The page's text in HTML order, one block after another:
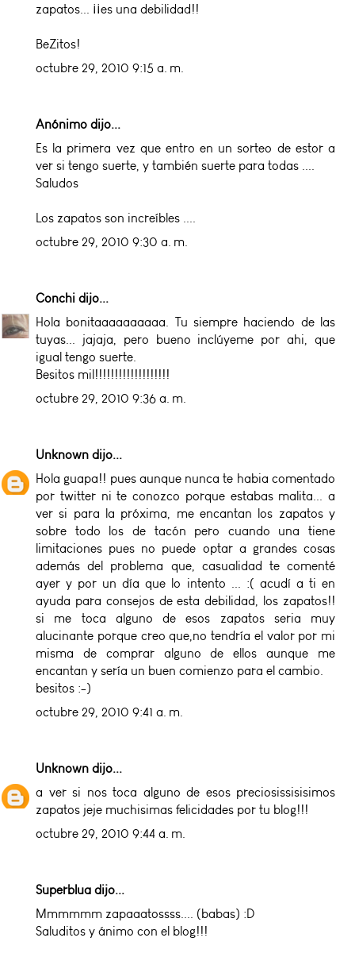
zapatos... ¡¡es una debilidad!!
BeZitos!
octubre 29, 2010 9:15 a. m.
Anónimo dijo...
Es la primera vez que entro en un sorteo de estor a
ver si tengo suerte, y también suerte para todas ....
Saludos
Los zapatos son increíbles ....
octubre 29, 2010 9:30 a. m.
Conchi dijo...
Hola bonitaaaaaaaaaa. Tu siempre haciendo de las
tuyas... jajaja, pero bueno inclúyeme por ahi, que
igual tengo suerte.
Besitos mil!!!!!!!!!!!!!!!!!!!
octubre 29, 2010 9:36 a. m.
Unknown dijo...
Hola guapa!! pues aunque nunca te habia comentado
por twitter ni te conozco porque estabas malita... a
ver si para la próxima, me encantan los zapatos y
sobre todo los de tacón pero cuando una tiene
limitaciones pues no puede optar a grandes cosas
además del problema que, casualidad te comenté
ayer y por un día que lo intento ... :( acudí a ti en
ayuda para consejos de esta debilidad, los zapatos!!
si me toca alguno de esos zapatos seria muy
alucinante porque creo que,no tendría el valor por mi
misma de comprar alguno de ellos aunque me
encantan y sería un buen comienzo para el cambio.
besitos :-)
octubre 29, 2010 9:41 a. m.
Unknown dijo...
a ver si nos toca alguno de esos preciosissisisimos
zapatos jeje muchisimas felicidades por tu blog!!!
octubre 29, 2010 9:44 a. m.
Superblua dijo...
Mmmmmm zapaaatossss.... (babas) :D
Saluditos y ánimo con el blog!!!